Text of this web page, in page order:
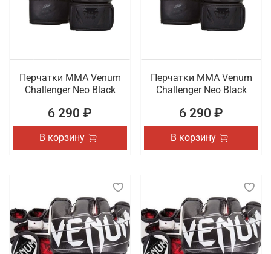
Перчатки ММА Venum
Challenger Neo Black
6 290 ₽
В корзину
Перчатки ММА Venum
Challenger Neo Black
6 290 ₽
В корзину